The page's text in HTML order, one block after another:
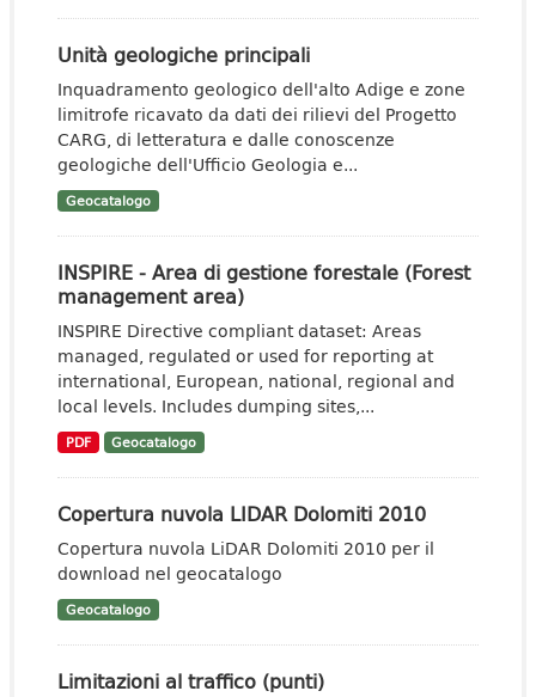
Unità geologiche principali
Inquadramento geologico dell'alto Adige e zone
limitrofe ricavato da dati dei rilievi del Progetto
CARG, di letteratura e dalle conoscenze
geologiche dell'Ufficio Geologia e...
Geocatalogo
INSPIRE - Area di gestione forestale (Forest
management area)
INSPIRE Directive compliant dataset: Areas
managed, regulated or used for reporting at
international, European, national, regional and
local levels. Includes dumping sites,...
PDF Geocatalogo
Copertura nuvola LIDAR Dolomiti 2010
Copertura nuvola LiDAR Dolomiti 2010 per il
download nel geocatalogo
Geocatalogo
Limitazioni al traffico (punti)